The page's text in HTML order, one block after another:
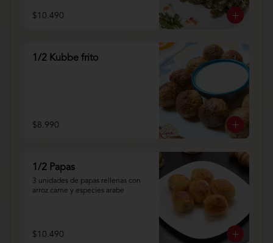
$10.490
1/2 Kubbe frito
$8.990
1/2 Papas
3 unidades de papas rellenas con
arroz carne y especies arabe
$10.490